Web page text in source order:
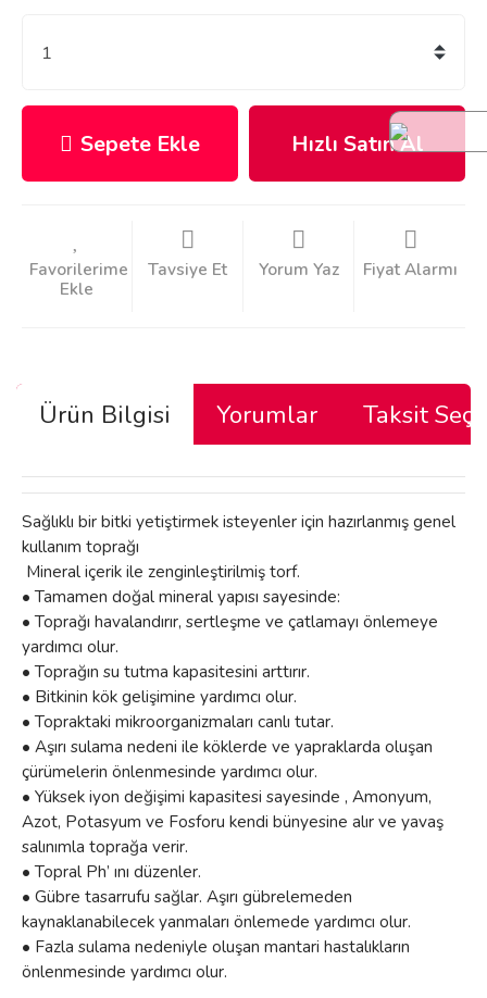
Sepete Ekle Hızlı Satın Al
Tavsiye Et Yorum Yaz Fiyat Alarmı
Ürün Bilgisi Yorumlar Taksit
Sağlıklı bir bitki yetiştirmek isteyenler için hazırlanmış genel
kullanım toprağı
Mineral içerik ile zenginleştirilmiş torf.
• Tamamen doğal mineral yapısı sayesinde:
• Toprağı havalandırır, sertleşme ve çatlamayı önlemeye
yardımcı olur.
• Toprağın su tutma kapasitesini arttırır.
• Bitkinin kök gelişimine yardımcı olur.
• Topraktaki mikroorganizmaları canlı tutar.
• Aşırı sulama nedeni ile köklerde ve yapraklarda oluşan
çürümelerin önlenmesinde yardımcı olur.
• Yüksek iyon değişimi kapasitesi sayesinde , Amonyum,
Azot, Potasyum ve Fosforu kendi bünyesine alır ve yavaş
salınımla toprağa verir.
• Topral Ph’ ını düzenler.
• Gübre tasarrufu sağlar. Aşırı gübrelemeden
kaynaklanabilecek yanmaları önlemede yardımcı olur.
• Fazla sulama nedeniyle oluşan mantari hastalıkların
önlenmesinde yardımcı olur.